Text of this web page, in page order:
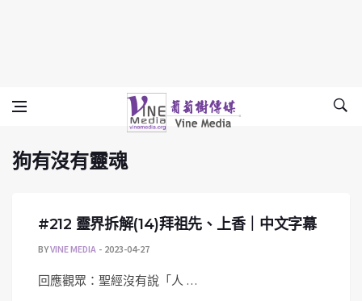
狗有沒有靈魂
Vine Media
葡萄樹傳媒
狗有沒有靈魂
#212 靈界拆解(14)拜祖先、上香｜中文字幕
BYVINE MEDIA 2023-04-27
回應觀眾：聖經沒有說「人 …